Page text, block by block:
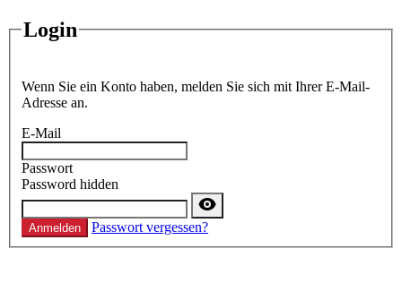
Login
Wenn Sie ein Konto haben, melden Sie sich mit Ihrer E-Mail-
Adresse an.
E-Mail
Passwort
Password hidden
Anmelden Passwort vergessen?